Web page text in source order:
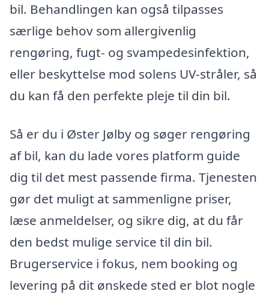
bil. Behandlingen kan også tilpasses
særlige behov som allergivenlig
rengøring, fugt- og svampedesinfektion,
eller beskyttelse mod solens UV-stråler, så
du kan få den perfekte pleje til din bil.
Så er du i Øster Jølby og søger rengøring
af bil, kan du lade vores platform guide
dig til det mest passende firma. Tjenesten
gør det muligt at sammenligne priser,
læse anmeldelser, og sikre dig, at du får
den bedst mulige service til din bil.
Brugerservice i fokus, nem booking og
levering på dit ønskede sted er blot nogle